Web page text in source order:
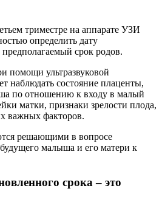
триместре на аппарате УЗИ
определить дату
срок родов.
помощи ультразвуковой
наблюдать состояние плаценты,
по отношению к входу в малый
матки, признаки зрелости плода,
важных факторов.
решающими в вопросе
малыша и его матери к
срока – это